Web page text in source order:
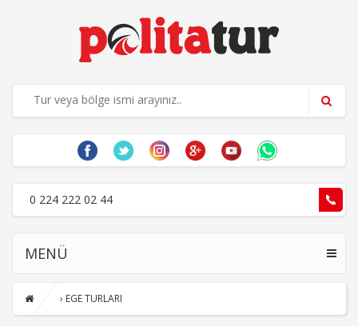
0 224 222 02 44
MENÜ
› EGE TURLARI